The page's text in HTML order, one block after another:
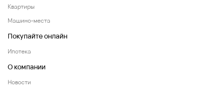
Квартиры
Машино-места
Покупайте онлайн
Ипотека
О компании
Новости